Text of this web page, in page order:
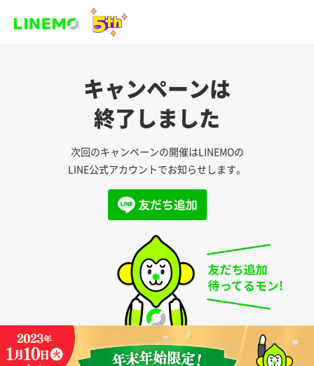
キャンペーンは
終了しました
次回のキャンペーンの開催はLINEMOの
LINE公式アカウントでお知らせします。